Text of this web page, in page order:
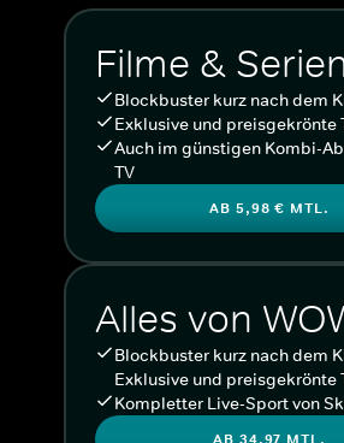
Filme &
Blockbuster kurz nach dem
Exklusive und preisgekrönte
Auch im günstigen Kombi-
TV
AB 5,98 € MTL.
Alles von
Blockbuster kurz nach dem
Exklusive und preisgekrönte
Kompletter Live-Sport von
AB 34,97 MTL.